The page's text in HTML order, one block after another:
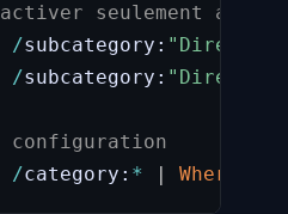
seulement avec
/subcategory:
/subcategory:
/category: * | Where-